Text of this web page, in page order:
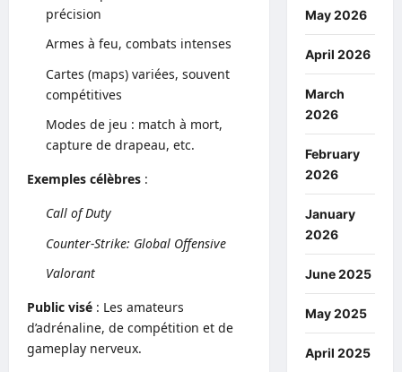
précision
Armes à feu, combats intenses
Cartes (maps) variées, souvent
compétitives
Modes de jeu : match à mort,
capture de drapeau, etc.
Exemples célèbres :
Call of Duty
Counter-Strike: Global Offensive
Valorant
Public visé : Les amateurs
d’adrénaline, de compétition et de
gameplay nerveux.
May 2026
April 2026
March
2026
February
2026
January
2026
June 2025
May 2025
April 2025